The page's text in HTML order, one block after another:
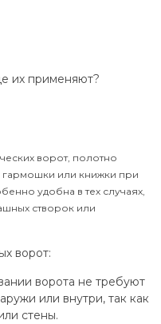
их применяют?
ворот, полотно
гармошки или книжки при
удобна в тех случаях,
створок или
ворот:
ворота не требуют
или внутри, так как
стены.